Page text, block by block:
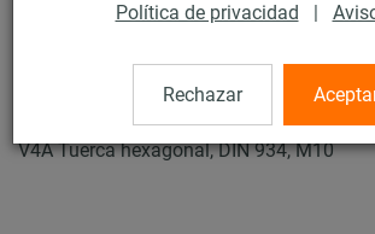
Política de privacidad |
Rechazar
Tuercas
V4A Tuerca hexagonal, DIN 934, M10